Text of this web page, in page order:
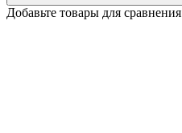
Добавьте товары для сравнения